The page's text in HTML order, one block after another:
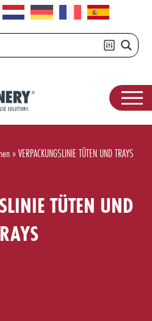
»VERPACKUNGSLINIE TÜTEN UND TRAYS
TÜTEN UND